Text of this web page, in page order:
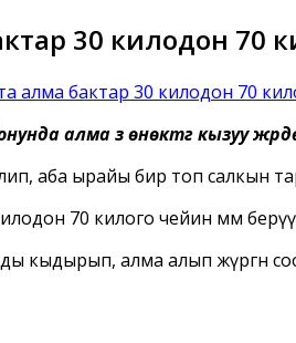
30 килодон 70
алма бактар 30 килодон 70
алма үзүү өнөктүгү кызуу
аба ырайы бир топ салкын
70 килого чейин мөмө
кыдырып, алма алып жүргөн